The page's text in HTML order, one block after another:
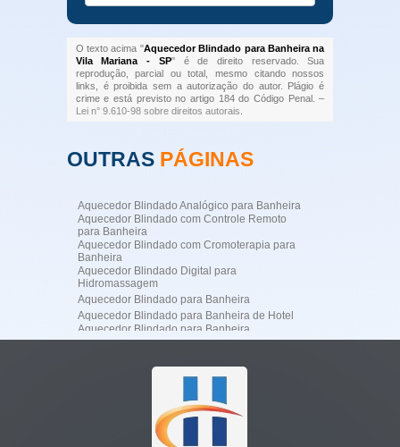
O texto acima "Aquecedor Blindado para Banheira na
Vila Mariana - SP" é de direito reservado. Sua
reprodução, parcial ou total, mesmo citando nossos
links, é proibida sem a autorização do autor. Plágio é
crime e está previsto no artigo 184 do Código Penal. –
Lei n° 9.610-98 sobre direitos autorais
OUTRAS PÁGINAS
Aquecedor Blindado Analógico para Banheira
Aquecedor Blindado com Controle Remoto
para Banheira
Aquecedor Blindado com Cromoterapia para
Banheira
Aquecedor Blindado Digital para
Hidromassagem
Aquecedor Blindado para Banheira
Aquecedor Blindado para Banheira de Hotel
Aquecedor Blindado para Banheira
Profissional
Residencial de Luxo
Aquecedor Blindado para SPA
Aquecedor de Água para Jacuzzi
Aquecedor de Jacuzzi